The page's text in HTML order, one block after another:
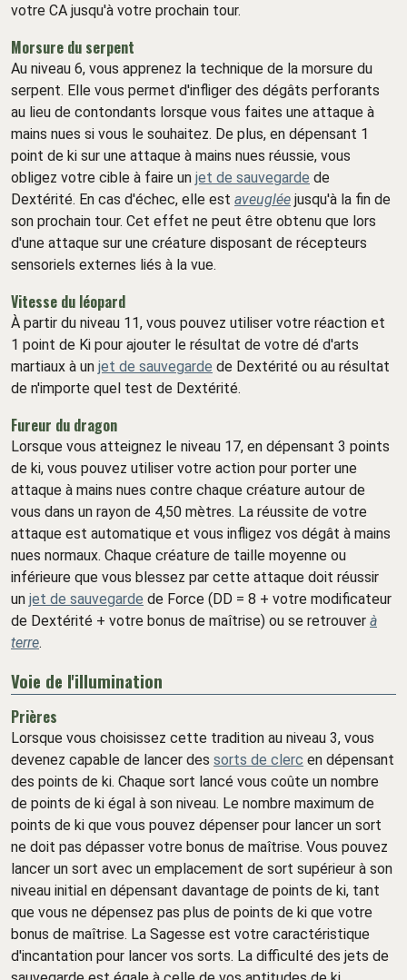
votre CA jusqu'à votre prochain tour.
Morsure du serpent
Au niveau 6, vous apprenez la technique de la morsure du
serpent. Elle vous permet d'infliger des dégâts perforants
au lieu de contondants lorsque vous faites une attaque à
mains nues si vous le souhaitez. De plus, en dépensant 1
point de ki sur une attaque à mains nues réussie, vous
obligez votre cible à faire un jet de sauvegarde de
Dextérité. En cas d'échec, elle est aveuglée jusqu'à la fin de
son prochain tour. Cet effet ne peut être obtenu que lors
d'une attaque sur une créature disposant de récepteurs
sensoriels externes liés à la vue.
Vitesse du léopard
À partir du niveau 11, vous pouvez utiliser votre réaction et
1 point de Ki pour ajouter le résultat de votre dé d'arts
martiaux à un jet de sauvegarde de Dextérité ou au résultat
de n'importe quel test de Dextérité.
Fureur du dragon
Lorsque vous atteignez le niveau 17, en dépensant 3 points
de ki, vous pouvez utiliser votre action pour porter une
attaque à mains nues contre chaque créature autour de
vous dans un rayon de 4,50 mètres. La réussite de votre
attaque est automatique et vous infligez vos dégât à mains
nues normaux. Chaque créature de taille moyenne ou
inférieure que vous blessez par cette attaque doit réussir
un jet de sauvegarde de Force (DD = 8 + votre modificateur
de Dextérité + votre bonus de maîtrise) ou se retrouver à
terre.
Voie de l'illumination
Prières
Lorsque vous choisissez cette tradition au niveau 3, vous
devenez capable de lancer des sorts de clerc en dépensant
des points de ki. Chaque sort lancé vous coûte un nombre
de points de ki égal à son niveau. Le nombre maximum de
points de ki que vous pouvez dépenser pour lancer un sort
ne doit pas dépasser votre bonus de maîtrise. Vous pouvez
lancer un sort avec un emplacement de sort supérieur à son
niveau initial en dépensant davantage de points de ki, tant
que vous ne dépensez pas plus de points de ki que votre
bonus de maîtrise. La Sagesse est votre caractéristique
d'incantation pour lancer vos sorts. La difficulté des jets de